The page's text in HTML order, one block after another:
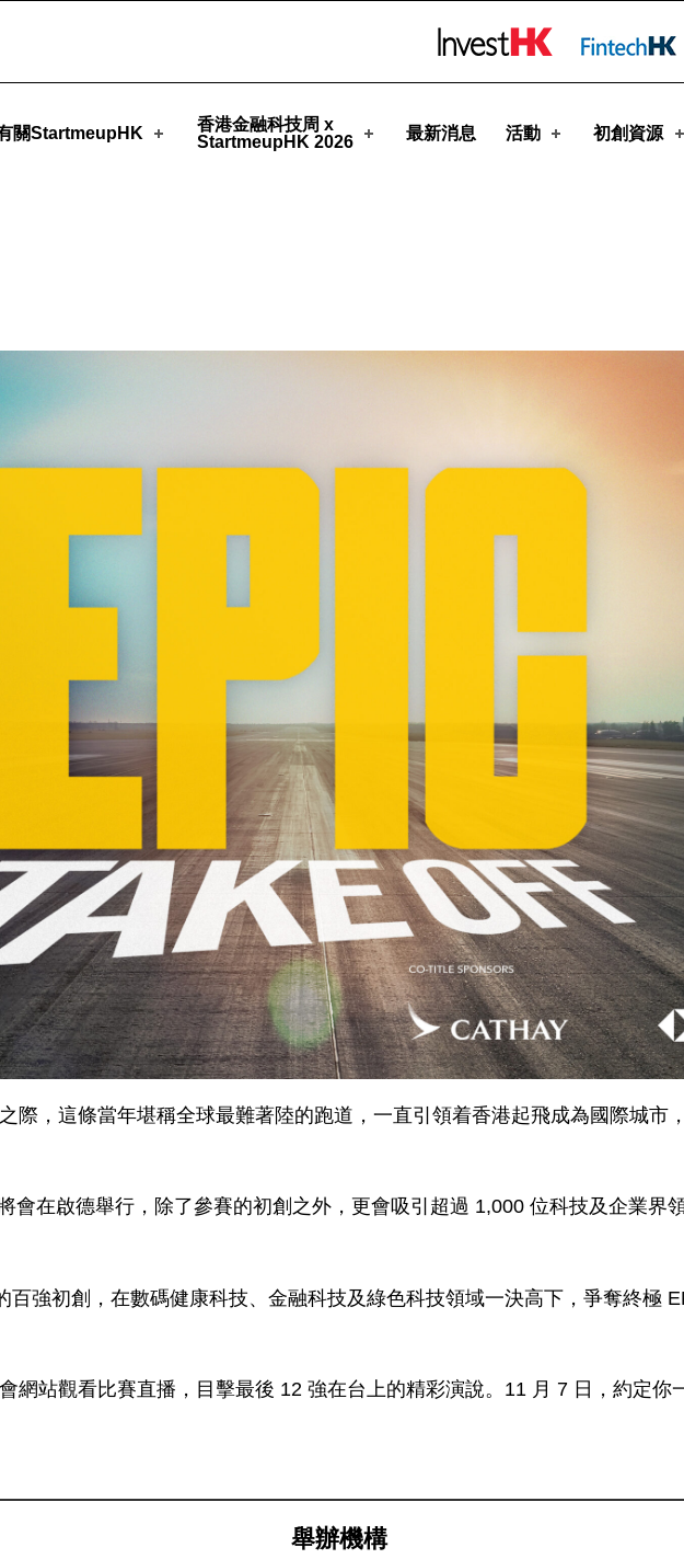
關StartmeupHK
香港金融科技周 x
StartmeupHK 2026
最新消息 活動 初創資源
際，這條當年堪稱全球最難著陸的跑道，一直引領着香港起飛成為國際城市
會在啟德舉行，除了參賽的初創之外，更會吸引超過 1,000 位科技及企業界
強初創，在數碼健康科技、金融科技及綠色科技領域一決高下，爭奪終極
網站觀看比賽直播，目擊最後 12 強在台上的精彩演說。11 月 7 日，約定你
舉辦機構